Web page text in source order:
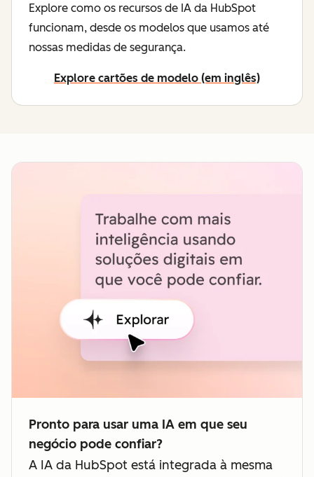
Explore como os recursos de IA da HubSpot
funcionam, desde os modelos que usamos até
nossas medidas de segurança.
Explore cartões de modelo (em inglês)
Pronto para usar uma IA em que seu
negócio pode confiar?
A IA da HubSpot está integrada à mesma